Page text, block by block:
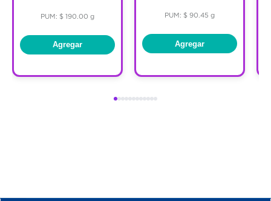
PUM: $ 190.00 g
Agregar
PUM: $ 90.45 g
Agregar